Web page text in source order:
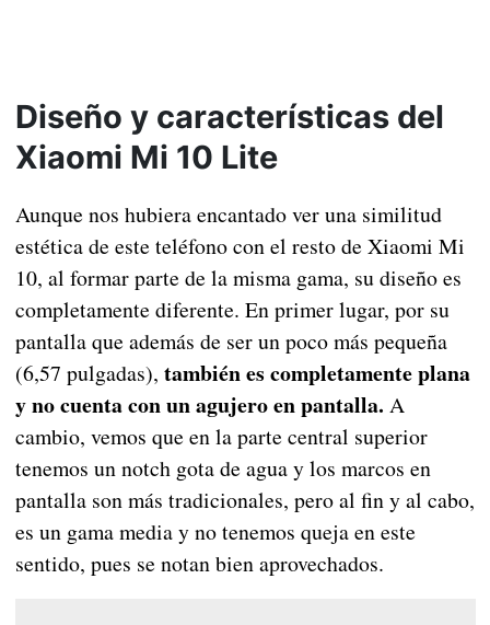
Diseño y características del
Xiaomi Mi 10 Lite
Aunque nos hubiera encantado ver una similitud
estética de este teléfono con el resto de Xiaomi Mi
10, al formar parte de la misma gama, su diseño es
completamente diferente. En primer lugar, por su
pantalla que además de ser un poco más pequeña
(6,57 pulgadas), también es completamente plana
y no cuenta con un agujero en pantalla. A
cambio, vemos que en la parte central superior
tenemos un notch gota de agua y los marcos en
pantalla son más tradicionales, pero al fin y al cabo,
es un gama media y no tenemos queja en este
sentido, pues se notan bien aprovechados.